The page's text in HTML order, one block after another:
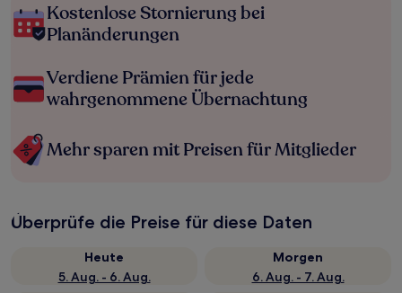
Kostenlose Stornierung bei
Planänderungen
Verdiene Prämien für jede
wahrgenommene Übernachtung
Mehr sparen mit Preisen für Mitglieder
Überprüfe die Preise für diese Daten
Heute
5. Aug. - 6. Aug.
Morgen
6. Aug. - 7. Aug.